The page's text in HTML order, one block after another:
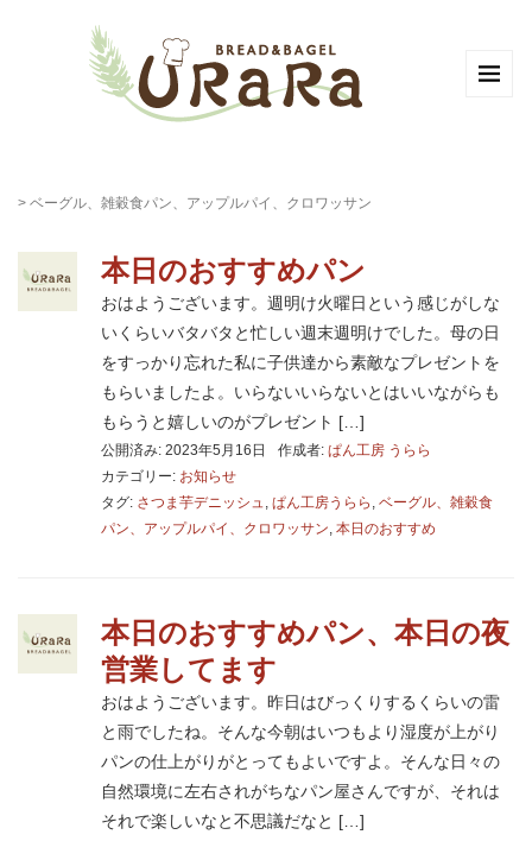
> ベーグル、雑穀食パン、アップルパイ、クロワッサン
本日のおすすめパン
おはようございます。週明け火曜日という感じがしな
いくらいバタバタと忙しい週末週明けでした。母の日
をすっかり忘れた私に子供達から素敵なプレゼントを
もらいましたよ。いらないいらないとはいいながらも
もらうと嬉しいのがプレゼント […]
公開済み: 2023年5月16日 作成者: ぱん工房 うらら
カテゴリー: お知らせ
タグ: さつま芋デニッシュ, ぱん工房うらら , ベーグル、雑穀食
パン、アップルパイ、クロワッサン, 本日のおすすめ
本日のおすすめパン、本日の夜
営業してます
おはようございます。昨日はびっくりするくらいの雷
と雨でしたね。そんな今朝はいつもより湿度が上がり
パンの仕上がりがとってもよいですよ。そんな日々の
自然環境に左右されがちなパン屋さんですが、それは
それで楽しいなと不思議だなと […]